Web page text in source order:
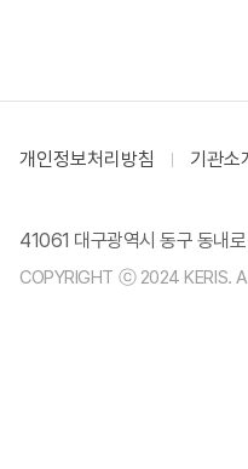
개인정보처리방침 기관소
41061 대구광역시 동구 동내
COPYRIGHT ⓒ 2024 KERIS.